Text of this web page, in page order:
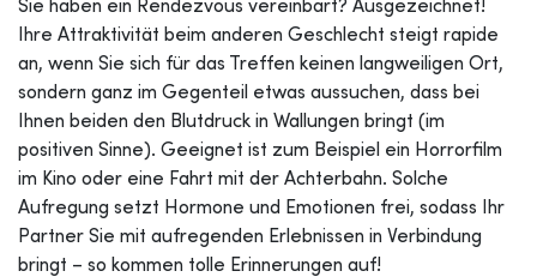
Ihre Attraktivität beim anderen Geschlecht steigt rapide
an, wenn Sie sich für das Treffen keinen langweiligen Ort,
sondern ganz im Gegenteil etwas aussuchen, dass bei
Ihnen beiden den Blutdruck in Wallungen bringt (im
positiven Sinne). Geeignet ist zum Beispiel ein Horrorfilm
im Kino oder eine Fahrt mit der Achterbahn. Solche
Aufregung setzt Hormone und Emotionen frei, sodass Ihr
Partner Sie mit aufregenden Erlebnissen in Verbindung
bringt – so kommen tolle Erinnerungen auf!